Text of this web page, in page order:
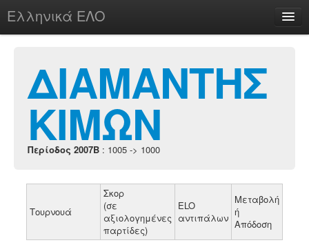
Ελληνικά ΕΛΟ
chesstu.be @ discord
Login
ΔΙΑΜΑΝΤΗΣ
ΚΙΜΩΝ
Περίοδος 2007B : 1005 -> 1000
Τουρνουά
Σκορ
(σε
αξιολογημένες
παρτίδες)
ELO
αντιπάλων
Μεταβολή
ή
Απόδοση